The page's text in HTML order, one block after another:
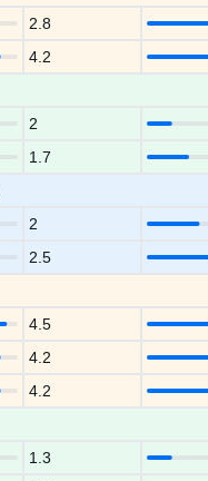
2.8
4.2
2
1.7
2
2.5
4.5
4.2
4.2
1.3